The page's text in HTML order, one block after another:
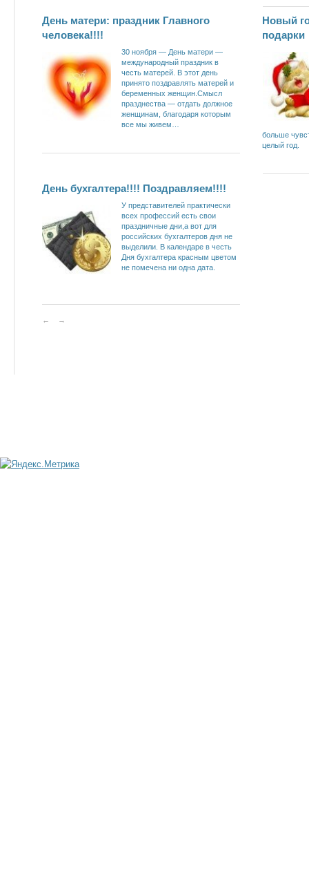
День матери: праздник Главного
человека!!!!
30 ноября — День матери —
международный праздник в
честь матерей. В этот день
принято поздравлять матерей и
беременных женщин.Смысл
празднества — отдать должное
женщинам, благодаря которым
все мы живем…
Новый
подарки
больше
целый год.
День бухгалтера!!!! Поздравляем!!!!
У представителей практически
всех профессий есть свои
праздничные дни,а вот для
российских бухгалтеров дня не
выделили. В календаре в честь
Дня бухгалтера красным цветом
не помечена ни одна дата.
← →